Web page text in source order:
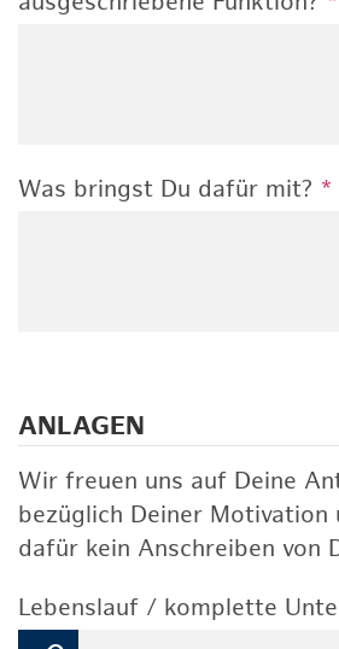
Was bringst Du dafür mit? *
ANLAGEN
Wir freuen uns auf Deine
bezüglich Deiner Motivation
dafür kein Anschreiben von
Lebenslauf / komplette